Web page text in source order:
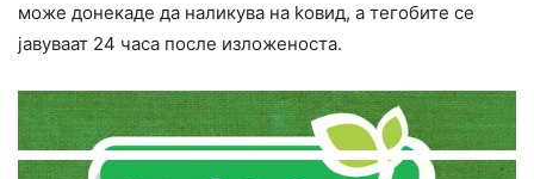
може донекаде да наликува на koвид, а тегобите се
јавуваат 24 часа после изложеноста.